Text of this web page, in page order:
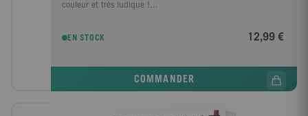
couleur et très ludique !...
EN STOCK 12,99 €
COMMANDER